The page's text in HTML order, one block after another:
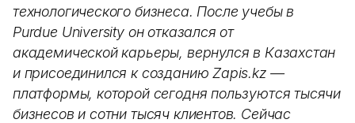
технологического бизнеса. После учебы в
Purdue University он отказался от
академической карьеры, вернулся в Казахстан
и присоединился к созданию Zapis.kz —
платформы, которой сегодня пользуются тысячи
бизнесов и сотни тысяч клиентов. Сейчас